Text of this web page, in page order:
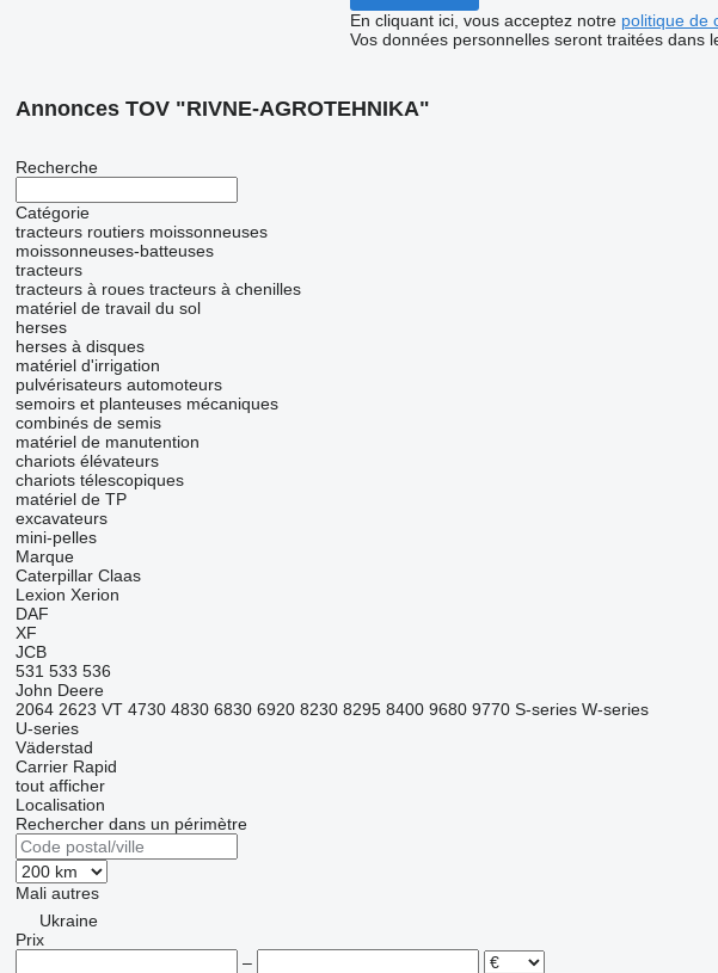
En cliquant ici, vous acceptez notre politique de
Vos données personnelles seront traitées dans
Annonces TOV "RIVNE-AGROTEHNIKA"
Recherche
Catégorie
tracteurs routiers moissonneuses
moissonneuses-batteuses
tracteurs
tracteurs à roues tracteurs à chenilles
matériel de travail du sol
herses
herses à disques
matériel d'irrigation
pulvérisateurs automoteurs
semoirs et planteuses mécaniques
combinés de semis
matériel de manutention
chariots élévateurs
chariots télescopiques
matériel de TP
excavateurs
mini-pelles
Marque
Caterpillar Claas
Lexion Xerion
DAF
XF
JCB
531 533 536
John Deere
2064 2623 VT 4730 4830 6830 6920 8230 8295 8400 9680 9770 S-series W-series
U-series
Väderstad
Carrier Rapid
tout afficher
Localisation
Rechercher dans un périmètre
Mali autres
Ukraine
Prix
–